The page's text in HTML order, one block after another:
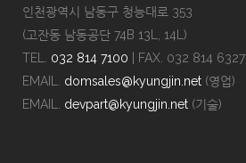
인천광역시 남동구 청능대로 353
(고잔동 남동공단 74B 13L, 14L)
TEL. 032 814 7100 | FAX. 032 814 6327
EMAIL. domsales@kyungjin.net (영업)
EMAIL. devpart@kyungjin.net (기술)